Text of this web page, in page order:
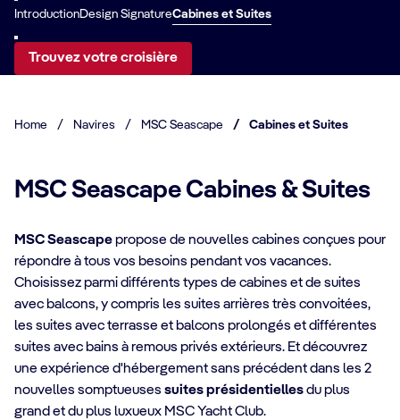
IntroductionDesign SignatureCabines et Suites
Trouvez votre croisière
Home / Navires / MSC Seascape / Cabines et Suites
MSC Seascape Cabines & Suites
MSC Seascapepropose de nouvelles cabines conçues pour
répondre à tous vos besoins pendant vos vacances.
Choisissez parmi différents types de cabines et de suites
avec balcons, y compris les suites arrières très convoitées,
les suites avec terrasse et balcons prolongés et différentes
suites avec bains à remous privés extérieurs. Et découvrez
une expérience d'hébergement sans précédent dans les 2
nouvelles somptueuses suites présidentiellesdu plus
grand et du plus luxueux MSC Yacht Club.
DÉTAILS DE LA CABINE